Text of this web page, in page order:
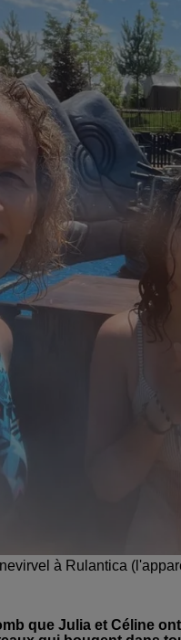
à Rulantica
que Julia et Céline